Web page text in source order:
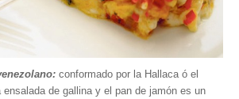
conformado por la Hallaca ó el
ensalada de gallina y el pan de jamón es un